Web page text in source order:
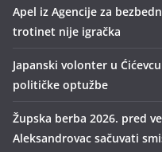
Apel iz Agencije za
trotinet nije igračka
Japanski volonter u
političke optužbe
Župska berba 2026. pred
Aleksandrovac sačuvati